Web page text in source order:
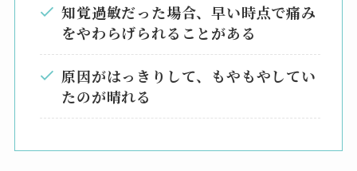
知覚過敏だった場合、早い時点で痛み
をやわらげられることがある
原因がはっきりして、もやもやしてい
たのが晴れる